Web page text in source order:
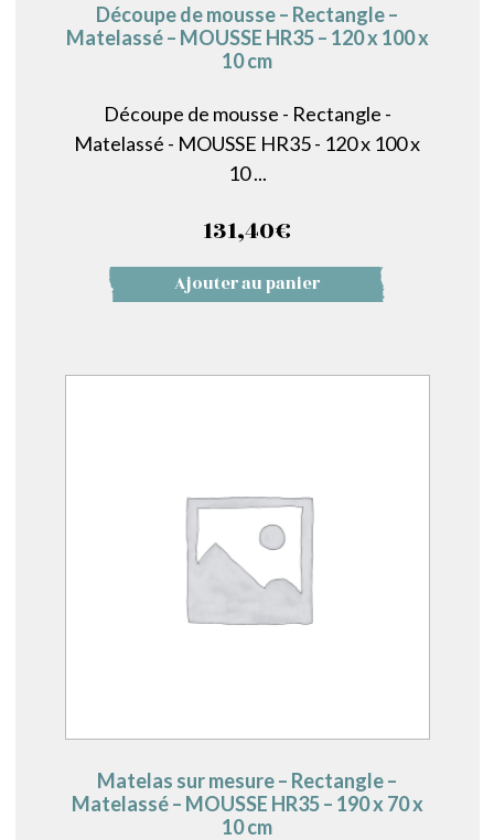
Découpe de mousse – Rectangle –
Matelassé – MOUSSE HR35 – 120 x 100 x
10 cm
Découpe de mousse - Rectangle -
Matelassé - MOUSSE HR35 - 120 x 100 x
10 ...
131,40€
Ajouter au panier
Matelas sur mesure – Rectangle –
Matelassé – MOUSSE HR35 – 190 x 70 x
10 cm